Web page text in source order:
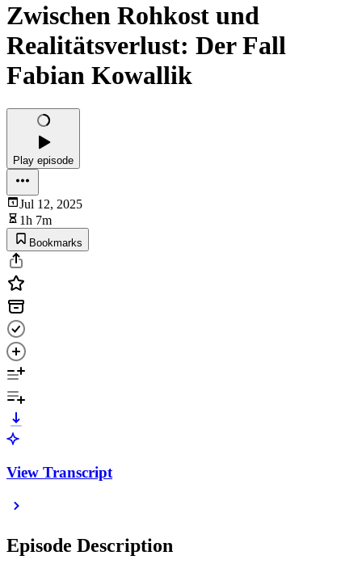
Zwischen Rohkost und
Realitätsverlust: Der Fall
Fabian Kowallik
Play episode
Jul 12, 2025
1h 7m
Bookmarks
View Transcript
Episode Description